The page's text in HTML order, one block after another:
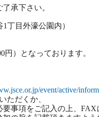
承下さい。
目外濠公園内）
）となっております。
event/active/
ただくか、
事項をご記入の上、FAX